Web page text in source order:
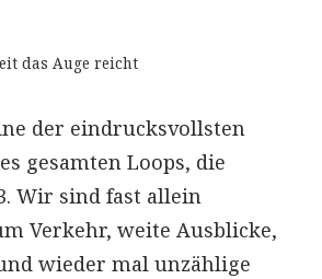
das Auge reicht
der eindrucksvollsten
gesamten Loops, die
Wir sind fast allein
Verkehr, weite Ausblicke,
wieder mal unzählige